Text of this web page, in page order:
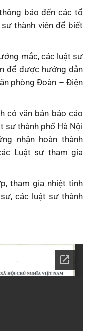
báo đến các tổ
thành viên để biết
mắc, các luật sư
để được hướng dẫn
phòng Đoàn – Điện
có văn bản báo cáo
sư thành phố Hà Nội
nhận hoàn thành
Luật sư tham gia
tham gia nhiệt tình
các luật sư thành